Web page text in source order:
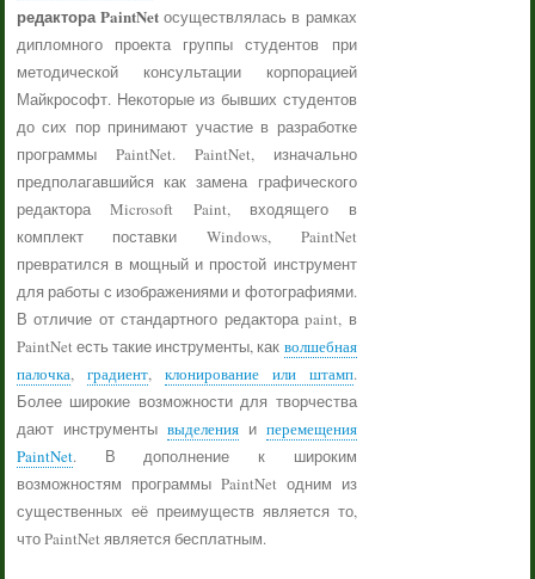
редактора PaintNet осуществлялась в рамках
дипломного проекта группы студентов при
методической консультации корпорацией
Майкрософт. Некоторые из бывших студентов
до сих пор принимают участие в разработке
программы PaintNet. PaintNet, изначально
предполагавшийся как замена графического
редактора Microsoft Paint, входящего в
комплект поставки Windows, PaintNet
превратился в мощный и простой инструмент
для работы с изображениями и фотографиями.
В отличие от стандартного редактора paint, в
PaintNet есть такие инструменты, как волшебная
палочка, градиент, клонирование или штамп.
Более широкие возможности для творчества
дают инструменты выделенияи перемещения
PaintNet. В дополнение к широким
возможностям программы PaintNet одним из
существенных её преимуществ является то,
что PaintNet является бесплатным.